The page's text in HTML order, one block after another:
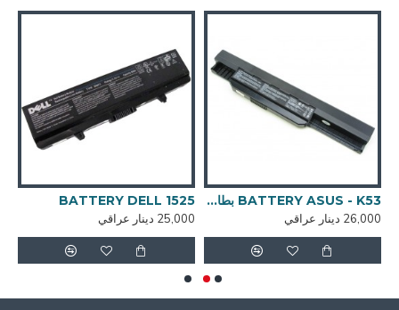
BATTERY ASUS - K53 بطارية لابتوب
26,000 دينار عراقي
BATTERY DELL 1525
25,000 دينار عراقي